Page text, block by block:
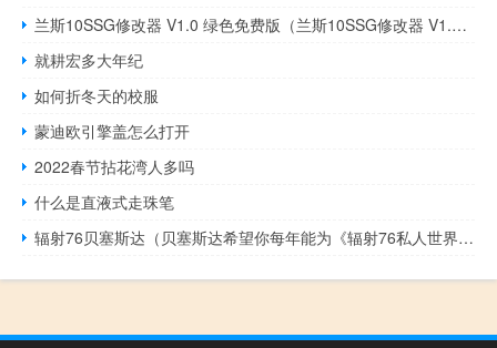
兰斯10SSG修改器 V1.0 绿色免费版（兰斯10SSG修改器 V1.0 绿色免费版功能简介）
就耕宏多大年纪
如何折冬天的校服
蒙迪欧引擎盖怎么打开
2022春节拈花湾人多吗
什么是直液式走珠笔
辐射76贝塞斯达（贝塞斯达希望你每年能为《辐射76私人世界》支付100美元）